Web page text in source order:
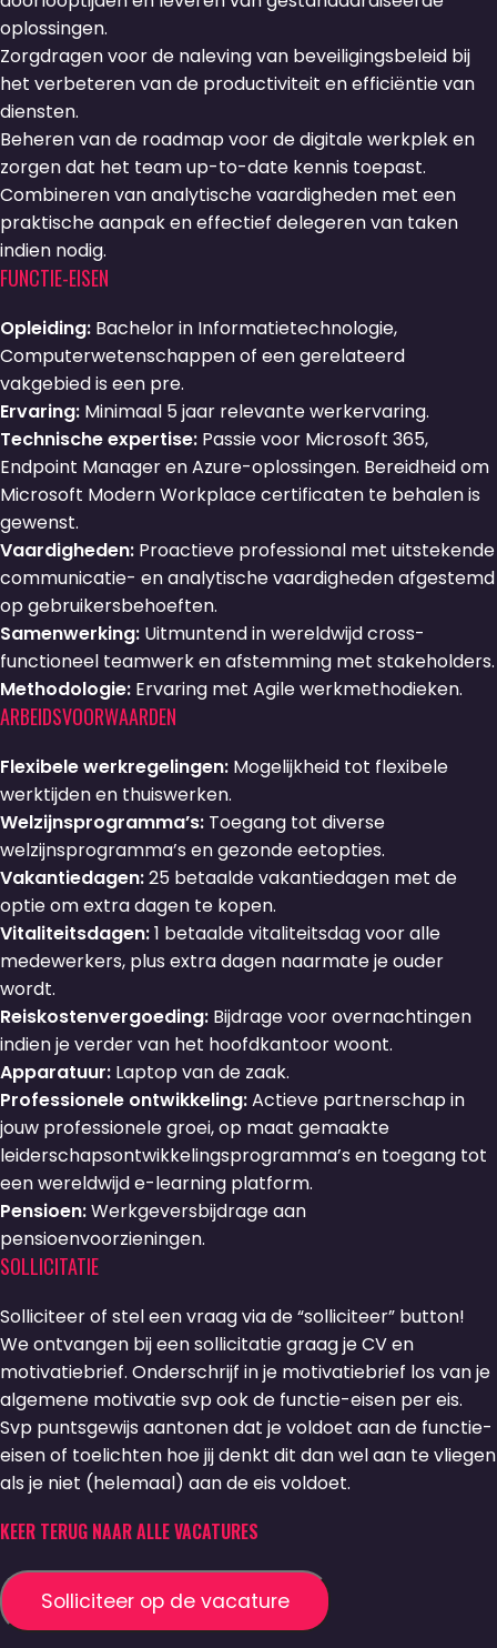
oplossingen.
Zorgdragen voor de naleving van beveiligingsbeleid bij
het verbeteren van de productiviteit en efficiëntie van
diensten.
Beheren van de roadmap voor de digitale werkplek en
zorgen dat het team up-to-date kennis toepast.
Combineren van analytische vaardigheden met een
praktische aanpak en effectief delegeren van taken
indien nodig.
FUNCTIE-EISEN
Opleiding: Bachelor in Informatietechnologie,
Computerwetenschappen of een gerelateerd
vakgebied is een pre.
Ervaring: Minimaal 5 jaar relevante werkervaring.
Technische expertise: Passie voor Microsoft 365,
Endpoint Manager en Azure-oplossingen. Bereidheid om
Microsoft Modern Workplace certificaten te behalen is
gewenst.
Vaardigheden: Proactieve professional met uitstekende
communicatie- en analytische vaardigheden afgestemd
op gebruikersbehoeften.
Samenwerking: Uitmuntend in wereldwijd cross-
functioneel teamwerk en afstemming met stakeholders.
Methodologie: Ervaring met Agile werkmethodieken.
ARBEIDSVOORWAARDEN
Flexibele werkregelingen: Mogelijkheid tot flexibele
werktijden en thuiswerken.
Welzijnsprogramma’s: Toegang tot diverse
welzijnsprogramma’s en gezonde eetopties.
Vakantiedagen:25 betaalde vakantiedagen met de
optie om extra dagen te kopen.
Vitaliteitsdagen:1 betaalde vitaliteitsdag voor alle
medewerkers, plus extra dagen naarmate je ouder
wordt.
Reiskostenvergoeding: Bijdrage voor overnachtingen
indien je verder van het hoofdkantoor woont.
Apparatuur: Laptop van de zaak.
Professionele ontwikkeling:Actieve partnerschap in
jouw professionele groei, op maat gemaakte
leiderschapsontwikkelingsprogramma’s en toegang tot
een wereldwijd e-learning platform.
Pensioen:Werkgeversbijdrage aan
pensioenvoorzieningen.
SOLLICITATIE
Solliciteer of stel een vraag via de “solliciteer” button!
We ontvangen bij een sollicitatie graag je CV en
motivatiebrief. Onderschrijf in je motivatiebrief los van je
algemene motivatie svp ook de functie-eisen per eis.
Svp puntsgewijs aantonen dat je voldoet aan de functie-
eisen of toelichten hoe jij denkt dit dan wel aan te vliegen
als je niet (helemaal) aan de eis voldoet.
KEER TERUG NAAR ALLE VACATURES